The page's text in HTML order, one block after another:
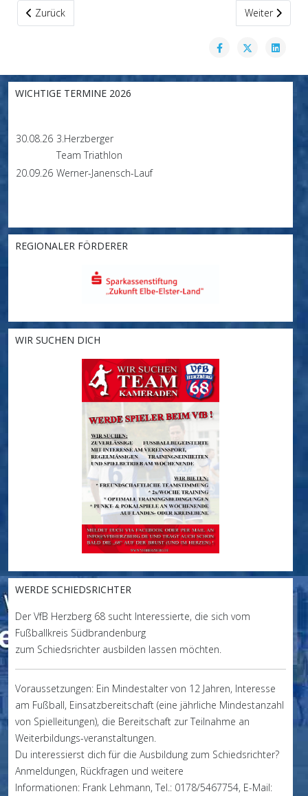
Vorheriger Beitrag: zwei Heimspiele am langen Wochenende
Zurück Nächster
Weiter
WICHTIGE TERMINE 2026
30.08.26 3.Herzberger
Team Triathlon
20.09.26 Werner-Janensch-Lauf
REGIONALER FÖRDERER
WIR SUCHEN DICH
WERDE SCHIEDSRICHTER
Der VfB Herzberg 68 sucht Interessierte, die sich vom
Fußballkreis Südbrandenburg
zum Schiedsrichter ausbilden lassen möchten.
Voraussetzungen: Ein Mindestalter von 12 Jahren, Interesse
am Fußball, Einsatzbereitschaft (eine jährliche Mindestanzahl
von Spielleitungen), die Bereitschaft zur Teilnahme an
Weiterbildungs-veranstaltungen.
Du interessierst dich für die Ausbildung zum Schiedsrichter?
Anmeldungen, Rückfragen und weitere
Informationen: Frank Lehmann, Tel.: 0178/5467754, E-Mail: